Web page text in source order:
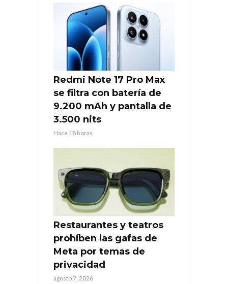
Redmi Note 17 Pro Max
se filtra con batería de
9.200 mAh y pantalla de
3.500 nits
Hace 18 horas
Restaurantes y teatros
prohíben las gafas de
Meta por temas de
privacidad
agosto 7, 2026